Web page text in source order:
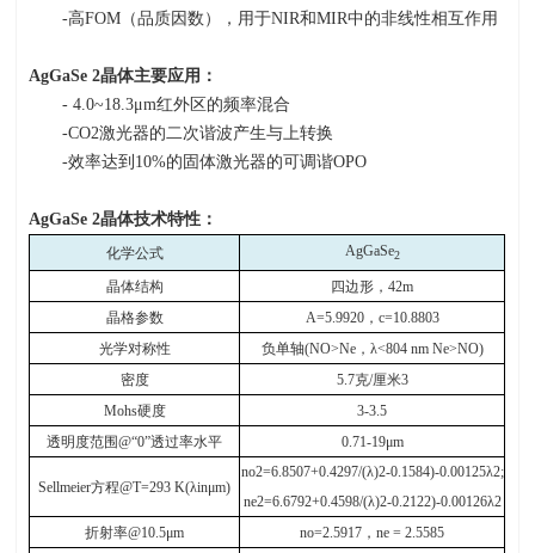
-高FOM （品质因数），用于NIR和MIR中的非线性相互作用
AgGaSe 2晶体主要应用：
- 4.0~18.3μm红外区的频率混合
-CO2激光器的二次谐波产生与上转换
-效率达到 10%的固体激光器的可调谐OPO
AgGaSe 2晶体技术特性：
化学公式 AgGaSe2
晶体结构 四边形，42m
晶格参数
A=5.9920， c=10.8803
光学对称性
负单轴(NO>Ne， λ<804 nm Ne>NO)
密度
5.7克/厘米3
Mohs硬度
3-3.5
透明度范围@“0”透过率水平 0.71-19μm
Sellmeier方程@T=293 K(λinμm)
no2=6.8507+0.4297/(λ)2-0.1584)-0.00125λ2;
ne2=6.6792+0.4598/(λ)2-0.2122)-0.00126λ2
折射率@10.5μm no=2.5917 ，ne = 2.5585